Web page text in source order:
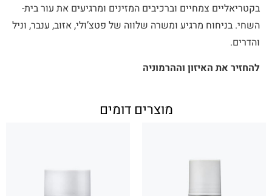
בקטריאליים צמחיים וברכיבים המזינים ומרגיעים את עור בית-
השחי. בניחוח מרגיע ומשרה שלווה של פטצ’ולי, אזוב, ענבר, וניל
והדרים.
להחזיר את האיזון וההרמוניה
מוצרים דומים